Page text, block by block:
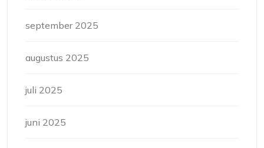
september 2025
augustus 2025
juli 2025
juni 2025